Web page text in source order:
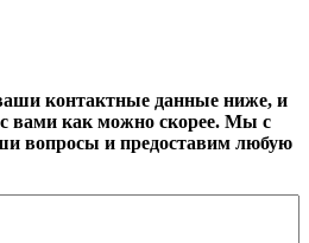
контактные данные ниже, и
вами как можно скорее. Мы с
вопросы и предоставим любую